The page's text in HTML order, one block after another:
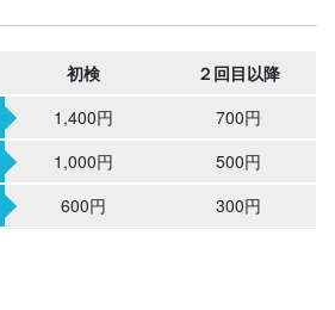
初検
２回目以降
1,400円
700円
1,000円
500円
600円 300円